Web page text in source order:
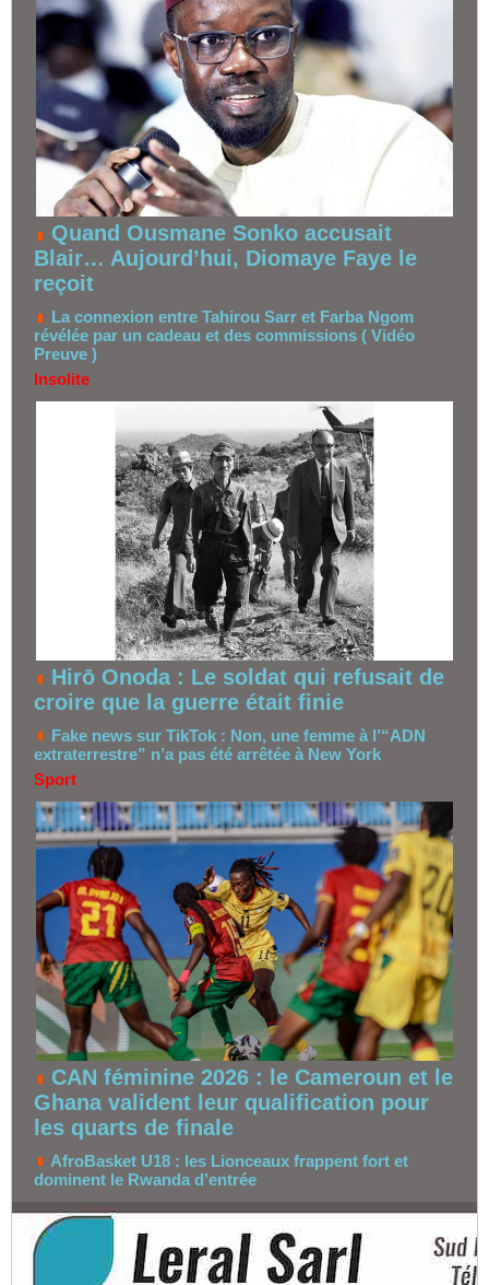
Quand Ousmane Sonko accusait
Blair… Aujourd’hui, Diomaye Faye le
reçoit
La connexion entre Tahirou Sarr et Farba Ngom
révélée par un cadeau et des commissions ( Vidéo
Preuve )
Insolite
Hirō Onoda : Le soldat qui refusait de
croire que la guerre était finie
Fake news sur TikTok : Non, une femme à l’“ADN
extraterrestre” n’a pas été arrêtée à New York
Sport
CAN féminine 2026 : le Cameroun et le
Ghana valident leur qualification pour
les quarts de finale
AfroBasket U18 : les Lionceaux frappent fort et
dominent le Rwanda d’entrée